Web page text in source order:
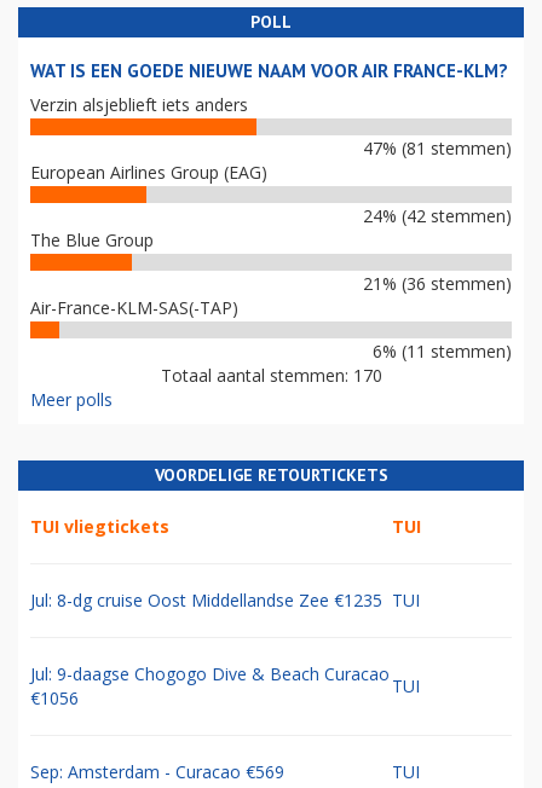
POLL
WAT IS EEN GOEDE NIEUWE NAAM VOOR AIR FRANCE-KLM?
Verzin alsjeblieft iets anders
47% (81 stemmen)
European Airlines Group (EAG)
24% (42 stemmen)
The Blue Group
21% (36 stemmen)
Air-France-KLM-SAS(-TAP)
6% (11 stemmen)
Totaal aantal stemmen: 170
Meer polls
VOORDELIGE RETOURTICKETS
TUI vliegtickets TUI
Jul: 8-dg cruise Oost Middellandse Zee €1235 TUI
Jul: 9-daagse Chogogo Dive & Beach Curacao
€1056
TUI
Sep: Amsterdam - Curacao €569 TUI